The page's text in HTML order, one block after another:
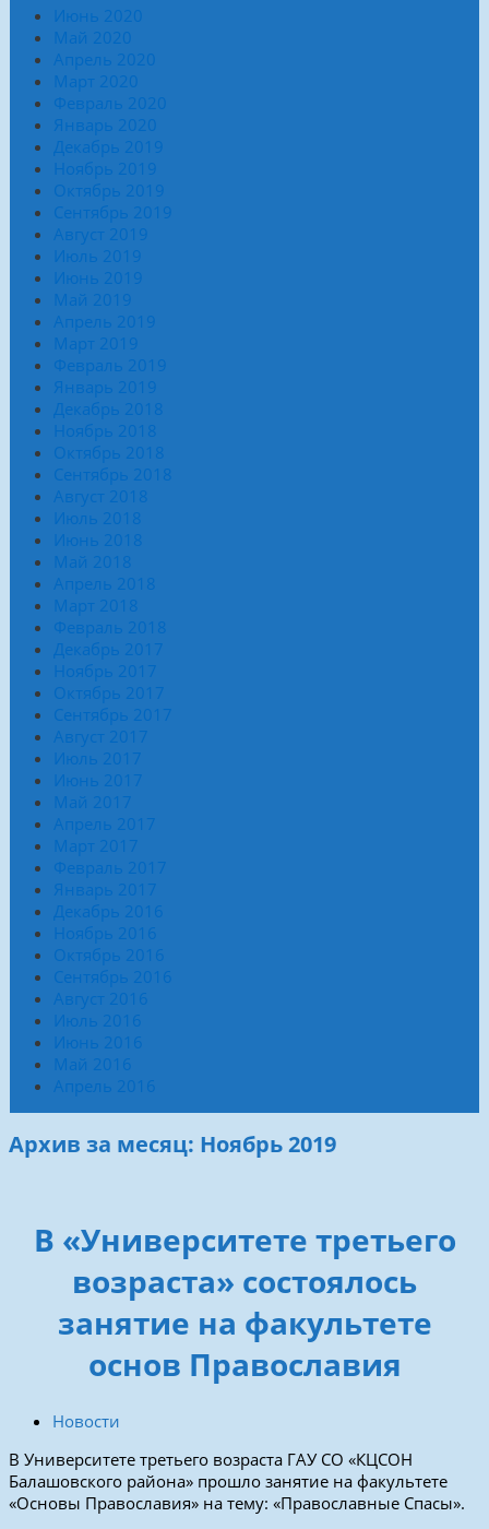
Июнь 2020
Май 2020
Апрель 2020
Март 2020
Февраль 2020
Январь 2020
Декабрь 2019
Ноябрь 2019
Октябрь 2019
Сентябрь 2019
Август 2019
Июль 2019
Июнь 2019
Май 2019
Апрель 2019
Март 2019
Февраль 2019
Январь 2019
Декабрь 2018
Ноябрь 2018
Октябрь 2018
Сентябрь 2018
Август 2018
Июль 2018
Июнь 2018
Май 2018
Апрель 2018
Март 2018
Февраль 2018
Декабрь 2017
Ноябрь 2017
Октябрь 2017
Сентябрь 2017
Август 2017
Июль 2017
Июнь 2017
Май 2017
Апрель 2017
Март 2017
Февраль 2017
Январь 2017
Декабрь 2016
Ноябрь 2016
Октябрь 2016
Сентябрь 2016
Август 2016
Июль 2016
Июнь 2016
Май 2016
Апрель 2016
Архив за месяц: Ноябрь 2019
В «Университете третьего
возраста» состоялось
занятие на факультете
основ Православия
Новости
В Университете третьего возраста ГАУ СО «КЦСОН
Балашовского района» прошло занятие на факультете
«Основы Православия» на тему: «Православные Спасы».